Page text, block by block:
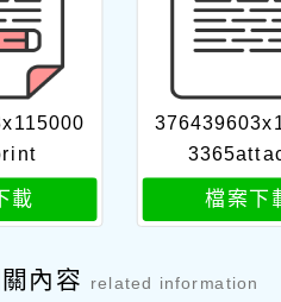
載 檔案下
內容 related information